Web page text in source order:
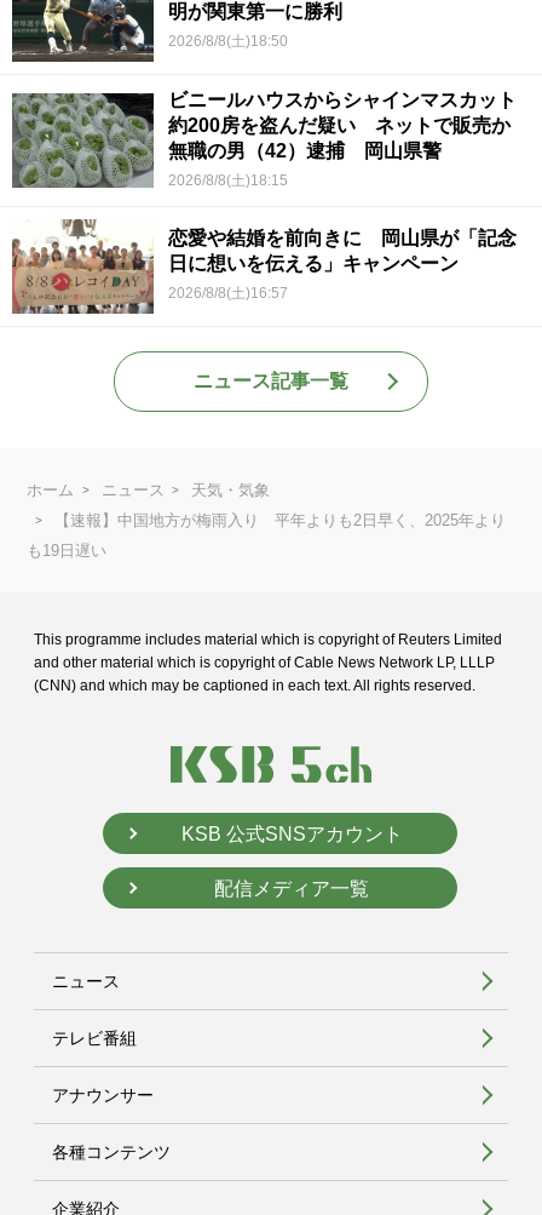
明が関東第一に勝利
2026/8/8(土)18:50
ビニールハウスからシャインマスカット
約200房を盗んだ疑い ネットで販売か
無職の男（42）逮捕 岡山県警
2026/8/8(土)18:15
恋愛や結婚を前向きに 岡山県が「記念
日に想いを伝える」キャンペーン
2026/8/8(土)16:57
ニュース記事一覧
ホーム ニュース
天気・気象
【速報】中国地方が梅雨入り 平年よりも2日早く、2025年より
も19日遅い
This programme includes material which is copyright of Reuters Limited
and other material which is copyright of Cable News Network LP, LLLP
(CNN) and which may be captioned in each text. All rights reserved.
KSB 公式SNSアカウント
配信メディア一覧
ニュース
テレビ番組
アナウンサー
各種コンテンツ
企業紹介